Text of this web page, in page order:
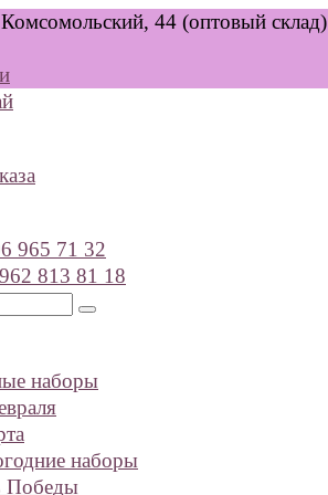
44 (оптовый склад)
965 71 32
813 81 18
наборы
наборы
Победы